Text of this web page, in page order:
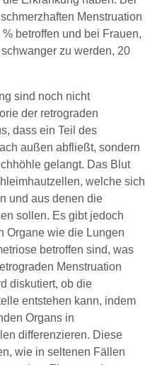
Menstruation
betroffen und bei Frauen,
zu werden, 20
sind noch nicht
der retrograden
dass ein Teil des
außen abfließt, sondern
gelangt. Das Blut
welche sich
und aus denen die
sollen. Es gibt jedoch
Organe wie die Lungen
betroffen sind, was
Menstruation
diskutiert, ob die
entstehen kann, indem
Organs in
differenzieren. Diese
wie in seltenen Fällen